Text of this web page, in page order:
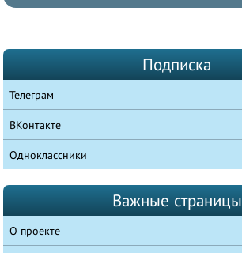
Подписка
Телеграм
ВКонтакте
Одноклассники
Важные страницы
О проекте